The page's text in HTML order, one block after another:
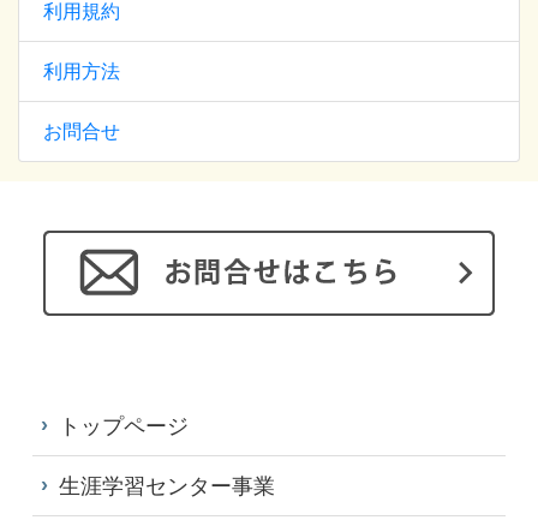
利用規約
利用方法
お問合せ
トップページ
生涯学習センター事業